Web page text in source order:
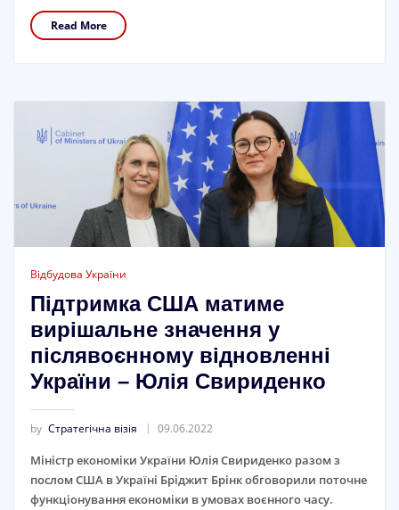
Read More
Відбудова України
Підтримка США матиме
вирішальне значення у
післявоєнному відновленні
України – Юлія Свириденко
by Стратегічна візія 09.06.2022
Міністр економіки України Юлія Свириденко разом з
послом США в Україні Бріджит Брінк обговорили поточне
функціонування економіки в умовах воєнного часу.